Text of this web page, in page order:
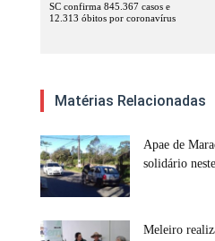
SC confirma 845.367 casos e
12.313 óbitos por coronavírus
Matérias Relacionadas
Apae de
solidário
Meleiro